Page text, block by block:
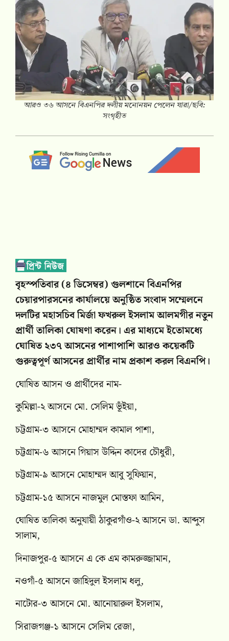
আরও ৩৬ আসনে বিএনপির দলীয় মনোনয়ন পেলেন যারা/ছবি:
সংগৃহীত
বৃহস্পতিবার (৪ ডিসেম্বর) গুলশানে বিএনপির
চেয়ারপারসনের কার্যালয়ে অনুষ্ঠিত সংবাদ সম্মেলনে
দলটির মহাসচিব মির্জা ফখরুল ইসলাম আলমগীর নতুন
প্রার্থী তালিকা ঘোষণা করেন। এর মাধ্যমে ইতোমধ্যে
ঘোষিত ২৩৭ আসনের পাশাপাশি আরও কয়েকটি
গুরুত্বপূর্ণ আসনের প্রার্থীর নাম প্রকাশ করল বিএনপি।
ঘোষিত আসন ও প্রার্থীদের নাম-
কুমিল্লা-২ আসনে মো. সেলিম ভূঁইয়া,
চট্টগ্রাম-৩ আসনে মোহাম্মদ কামাল পাশা,
চট্টগ্রাম-৬ আসনে গিয়াস উদ্দিন কাদের চৌধুরী,
চট্টগ্রাম-৯ আসনে মোহাম্মদ আবু সুফিয়ান,
চট্টগ্রাম-১৫ আসনে নাজমুল মোস্তফা আমিন,
ঘোষিত তালিকা অনুযায়ী ঠাকুরগাঁও-২ আসনে ডা. আব্দুস
সালাম,
দিনাজপুর-৫ আসনে এ কে এম কামরুজ্জামান,
নওগাঁ-৫ আসনে জাহিদুল ইসলাম ধলু,
নাটোর-৩ আসনে মো. আনোয়ারুল ইসলাম,
সিরাজগঞ্জ-১ আসনে সেলিম রেজা,